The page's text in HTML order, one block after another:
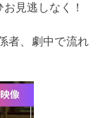
見逃しなく！
者、劇中で流れ